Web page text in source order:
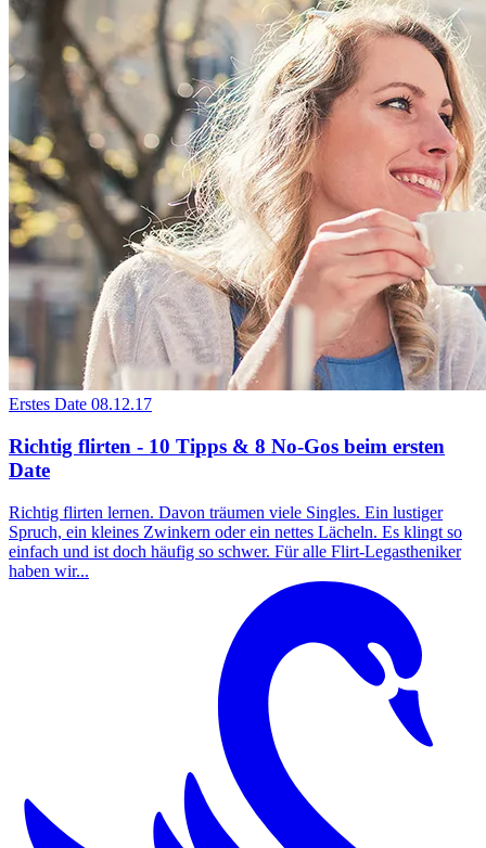
Erstes Date 08.12.17
Richtig flirten - 10 Tipps & 8 No-Gos beim ersten
Date
Richtig flirten lernen. Davon träumen viele Singles. Ein lustiger
Spruch, ein kleines Zwinkern oder ein nettes Lächeln. Es klingt so
einfach und ist doch häufig so schwer. Für alle Flirt-Legastheniker
haben wir...